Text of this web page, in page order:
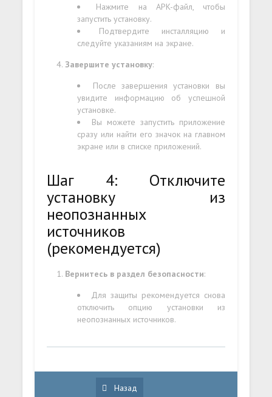
Нажмите на APK-файл, чтобы
запустить установку.
Подтвердите инсталляцию и
следуйте указаниям на экране.
Завершите установку:
После завершения установки вы
увидите информацию об успешной
установке.
Вы можете запустить приложение
сразу или найти его значок на главном
экране или в списке приложений.
Шаг 4: Отключите
установку из
неопознанных
источников
(рекомендуется)
Вернитесь в раздел безопасности:
Для защиты рекомендуется снова
отключить опцию установки из
неопознанных источников.
Назад